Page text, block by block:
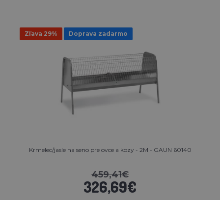
Zľava 29% Doprava zadarmo
Krmelec/jasle na seno pre ovce a kozy - 2M - GAUN 60140
459,41€
326,69€